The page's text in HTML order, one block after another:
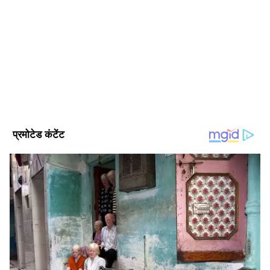
खिलाड़ियों की चोट ने कराई फजीहत
कप्तान की रणनीति बेहद खराब रही
सुपर ओवर में होल्डर से गेंदबाजी
टीम की तैयारियां पूरी तरह से फेल
2 बार विश्वकप जीत चुकी है वेस्टइंडीज